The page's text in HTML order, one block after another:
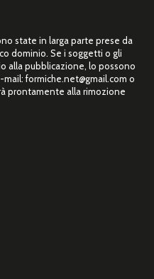
state in larga parte prese da
dominio. Se i soggetti o gli
alla pubblicazione, lo possono
formiche.net@gmail.com o
prontamente alla rimozione